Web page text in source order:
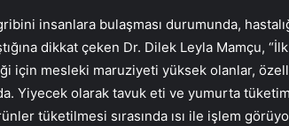
insanlara bulaşması durumunda,
dikkat çeken Dr. Dilek Leyla Mamçu,
için mesleki maruziyeti yüksek olanlar,
Yiyecek olarak tavuk eti ve yumurta
tüketilmesi sırasında ısı ile işlem